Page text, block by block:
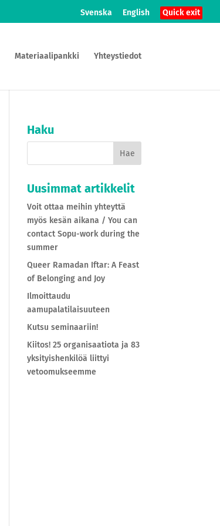
Svenska English Quick exit
Materiaalipankki Yhteystiedot
Haku
Uusimmat artikkelit
Voit ottaa meihin yhteyttä
myös kesän aikana / You can
contact Sopu-work during the
summer
Queer Ramadan Iftar: A Feast
of Belonging and Joy
Ilmoittaudu
aamupalatilaisuuteen
Kutsu seminaariin!
Kiitos! 25 organisaatiota ja 83
yksityishenkilöä liittyi
vetoomukseemme